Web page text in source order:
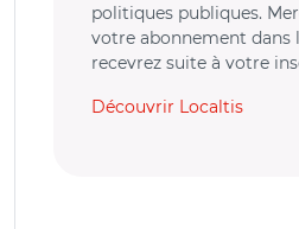
politiques publiques.
votre abonnement dans
recevrez suite à votre
Découvrir Localtis